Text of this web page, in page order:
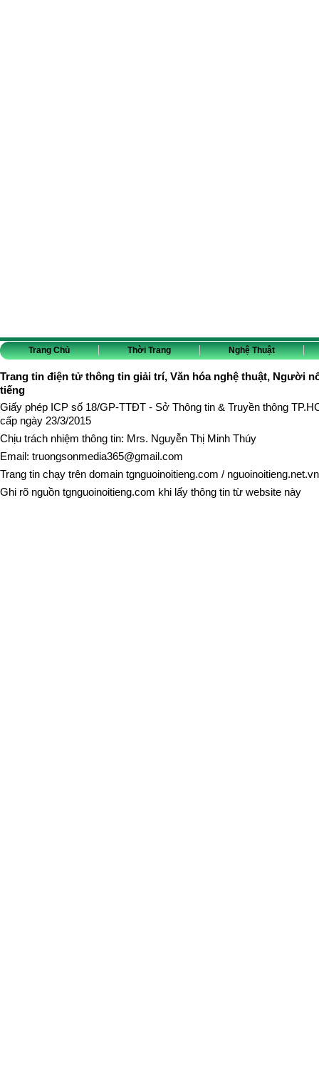
Trang Chủ Thời Trang Nghệ Thuật
Trang tin điện tử thông tin giải trí, Văn hóa nghệ thuật, Người
tiếng
Giấy phép ICP số 18/GP-TTĐT - Sở Thông tin & Truyền thông
cấp ngày 23/3/2015
Chịu trách nhiệm thông tin: Mrs. Nguyễn Thị Minh Thúy
Email: truongsonmedia365@gmail.com
Trang tin chạy trên domain tgnguoinoitieng.com / nguoinoitieng.net.vn
Ghi rõ nguồn tgnguoinoitieng.com khi lấy thông tin từ website này